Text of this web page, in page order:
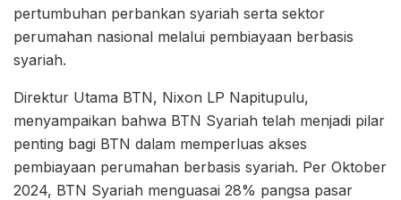
pertumbuhan perbankan syariah serta sektor
perumahan nasional melalui pembiayaan berbasis
syariah.
Direktur Utama BTN, Nixon LP Napitupulu,
menyampaikan bahwa BTN Syariah telah menjadi pilar
penting bagi BTN dalam memperluas akses
pembiayaan perumahan berbasis syariah. Per Oktober
2024, BTN Syariah menguasai 28% pangsa pasar